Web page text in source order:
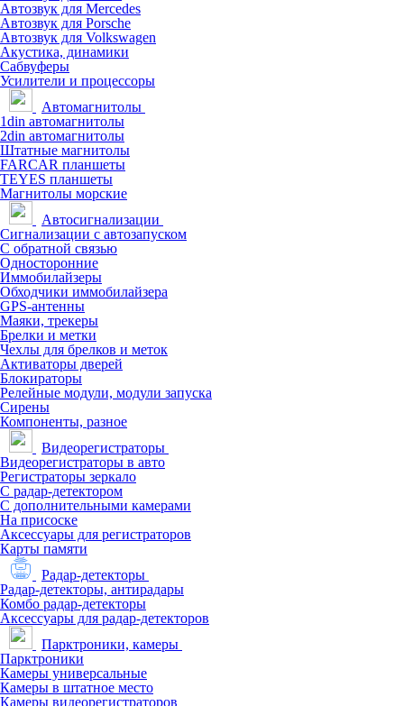
Автозвук для Mercedes
Автозвук для Porsche
Автозвук для Volkswagen
Акустика, динамики
Сабвуферы
Усилители и процессоры
Автомагнитолы
1din автомагнитолы
2din автомагнитолы
Штатные магнитолы
FARCAR планшеты
TEYES планшеты
Магнитолы морские
Автосигнализации
Сигнализации с автозапуском
С обратной связью
Односторонние
Иммобилайзеры
Обходчики иммобилайзера
GPS-антенны
Маяки, трекеры
Брелки и метки
Чехлы для брелков и меток
Активаторы дверей
Блокираторы
Релейные модули, модули запуска
Сирены
Компоненты, разное
Видеорегистраторы
Видеорегистраторы в авто
Регистраторы зеркало
С радар-детектором
С дополнительными камерами
На присоске
Аксессуары для регистраторов
Карты памяти
Радар-детекторы
Радар-детекторы, антирадары
Комбо радар-детекторы
Аксессуары для радар-детекторов
Парктроники, камеры
Парктроники
Камеры универсальные
Камеры в штатное место
Камеры видеорегистраторов